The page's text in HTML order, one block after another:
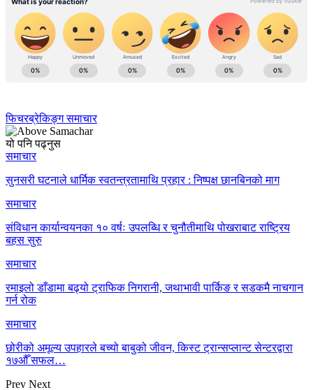
फिचरब्रेकिङ्ग समाचार
यो पनि पढ्नुस
समाचार
सुनसरी घटनाले धार्मिक स्वतन्त्रतामाथि प्रहार : निष्पक्ष छानबिनको माग
समाचार
संविधान कार्यान्वयनका १० वर्षः उपलब्धि र चुनौतीमाथि पोखराबाट राष्ट्रिय
बहस सुरु
समाचार
रमाइलो डाँडामा बढ्यो ट्राफिक निगरानी, जथाभावी पार्किङ र सडकमै नाचगान
गर्न रोक
समाचार
छोरीको अमूल्य उपहारले बच्यो बाबुको जीवन, किस्ट ट्रान्सप्लान्ट सेन्टरद्वारा
१७औँ सफल…
Prev Next